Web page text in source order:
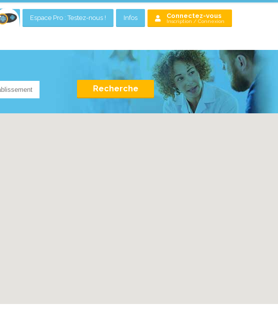
Espace Pro : Testez-nous ! Infos Connectez-vous
Inscription / Connexion
Recherche